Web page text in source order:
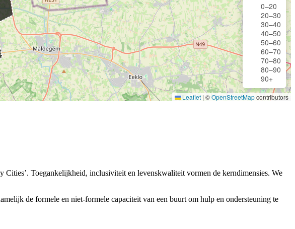
0–20
20–30
30–40
40–50
50–60
60–70
70–80
80–90
90+
Leaflet | ©OpenStreetMapcontributors
Toegankelijkheid, inclusiviteit en levenskwaliteit vormen de kerndimensies. We
de formele en niet-formele capaciteit van een buurt om hulp en ondersteuning te